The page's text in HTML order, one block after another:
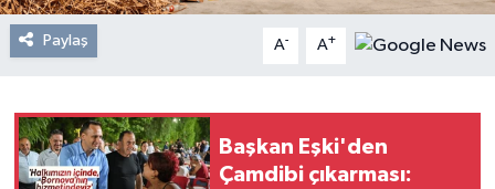
Paylaş A- A+
Başkan Eşki'den
Çamdibi çıkarması: